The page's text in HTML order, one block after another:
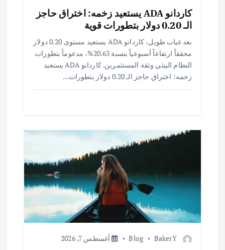
ت
كاردانو ADA يستعيد زخمه: اختراق حاجز
الـ 0.20 دولار بتطورات قوية
بعد غياب طويل، كاردانو ADA يستعيد مستوى 0.20 دولار
محققاً ارتفاعاً أسبوعياً بنسبة 20.63%، مدعوماً بتطورات
النظام البيئي وثقة المستثمرين. كاردانو ADA يستعيد
زخمه: اختراق حاجز الـ 0.20 دولار بتطورات…
BakerY
Blog أغسطس 7, 2026